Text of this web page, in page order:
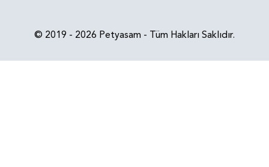
© 2019 - 2026 Petyasam - Tüm Hakları Saklıdır.